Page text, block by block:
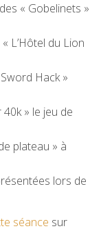
« Gobelinets »
L’Hôtel du Lion
Hack »
» le jeu de
plateau » à
lors de
séance sur